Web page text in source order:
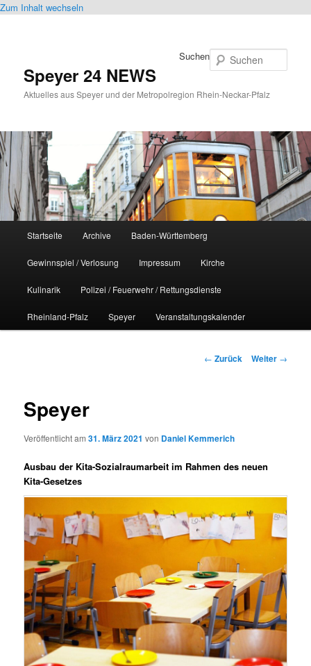
Zum Inhalt wechseln
Speyer 24 NEWS
Aktuelles aus Speyer und der Metropolregion Rhein-Neckar-Pfalz
Suchen
Startseite Archive Baden-Württemberg
Gewinnspiel / Verlosung Impressum Kirche
Kulinarik Polizei / Feuerwehr / Rettungsdienste
Rheinland-Pfalz Speyer Veranstaltungskalender
Beitrags-
← Zurück Weiter →
Speyer
Veröffentlicht am31. März 2021 von Daniel Kemmerich
Ausbau der Kita-Sozialraumarbeit im Rahmen des neuen
Kita-Gesetzes